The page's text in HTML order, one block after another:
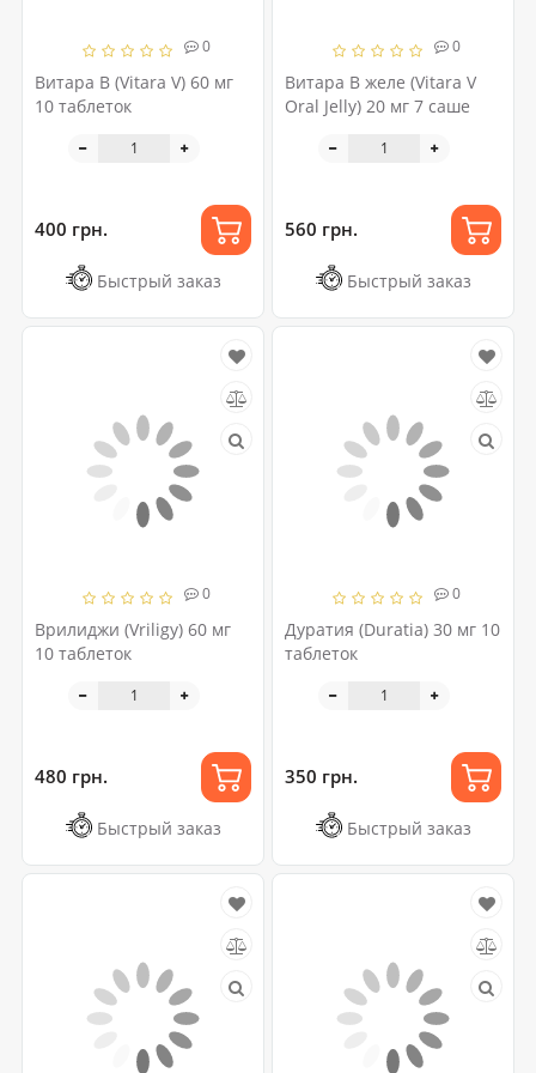
0
Витара В (Vitara V) 60 мг
10 таблеток
400 грн.
Быстрый заказ
0
Витара В желе (Vitara V
Oral Jelly) 20 мг 7 саше
560 грн.
Быстрый заказ
0
Врилиджи (Vriligy) 60 мг
10 таблеток
480 грн.
Быстрый заказ
0
Дуратия (Duratia) 30 мг 10
таблеток
350 грн.
Быстрый заказ